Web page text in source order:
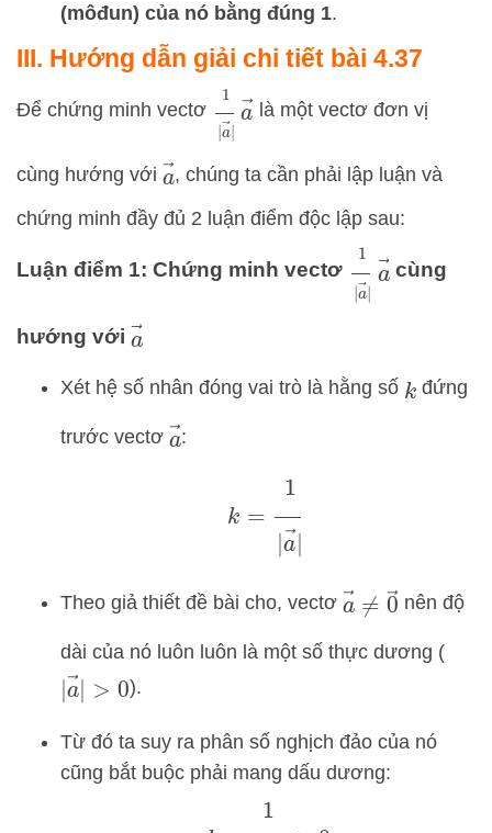
(môđun) của nó bằng đúng 1.
III. Hướng dẫn giải chi tiết bài 4.37
Để chứng minh vectơ 1| a→| a→
là một vectơ đơn vị
cùng hướng với a→
, chúng ta cần phải lập luận và
chứng minh đầy đủ 2 luận điểm độc lập sau:
Luận điểm 1: Chứng minh vectơ 1| a→|a→
cùng
hướng với a
Xét hệ số nhân đóng vai trò là hằng số k đứng
trước vectơ a→
:
→
Theo giả thiết đề bài cho, vectơ a → ≠0→
nên độ
dài của nó luôn luôn là một số thực dương (
|a→| >0
).
Từ đó ta suy ra phân số nghịch đảo của nó
cũng bắt buộc phải mang dấu dương:
a→